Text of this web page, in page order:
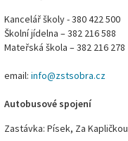
Kancelář školy - 380 422 500
Školní jídelna – 382 216 588
Mateřská škola – 382 216 278
email: info@zstsobra.cz
Autobusové spojení
Zastávka: Písek, Za Kapličkou